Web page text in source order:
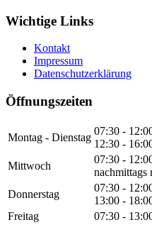
Wichtige Links
Kontakt
Impressum
Datenschutzerklärung
Öffnungszeiten
Montag - Dienstag
07:30 -
12:30 -
Mittwoch
07:30 -
nachmittags
Donnerstag
07:30 -
13:00 -
Freitag
07:30 -